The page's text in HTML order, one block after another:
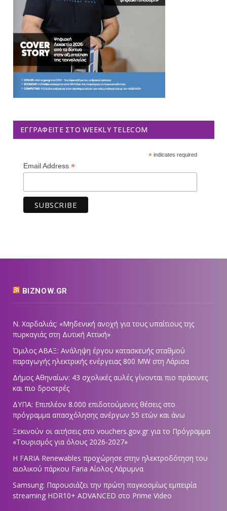
ΕΓΓΡΑΦΕΊΤΕ ΣΤΟ WEEKLY TELECOM
*indicates required
Email Address *
BIZNOW.GR
Ν. Χαρδαλιάς: «Μηδενική ανοχή για τους υπαίτιους της
πυρκαγιάς στη Δυτική Αττική»
Όμιλος ΑΒΑΞ: Ανάληψη έργου κατασκευής σταθμού
παραγωγής ηλεκτρικής ενέργειας 800 ΜW στη Λάρισα
Δήμος Αθηναίων: 43 σχολικές αυλές γίνονται πιο πράσινες
και πιο δροσερές
ΔΥΠΑ: Επιπλέον 8.000 επιδοτούμενες θέσεις στο
πρόγραμμα απασχόλησης ανέργων 55 ετών και άνω
Ξεκινούν οι αιτήσεις στο vouchers.gov.gr για το Πρόγραμμα
«Τουρισμός για όλους 2026-2027»
Η FARIA Renewables προχώρησε στην ηλεκτροδότηση του
αιολικού πάρκου Faria Αίολος Λάρυμνα
Samsung: Παρουσιάζει την πρώτη παγκοσμίως εμπειρία
streaming HDR10+ ADVANCED στο Prime Video